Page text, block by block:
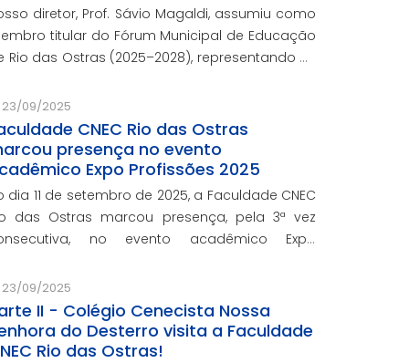
diretor, Prof. Sávio Magaldi, assumiu como
titular do Fórum Municipal de Educação
Rio das Ostras (2025–2028), representando as
suplente Prof. Nery Aguiar Junior.
23/09/2025
CNEC Rio das Ostras
presença no evento
Expo Profissões 2025
dia 11 de setembro de 2025, a Faculdade CNEC
das Ostras marcou presença, pela 3ª vez
no evento acadêmico Expo
23/09/2025
II - Colégio Cenecista Nossa
do Desterro visita a Faculdade
Rio das Ostras!